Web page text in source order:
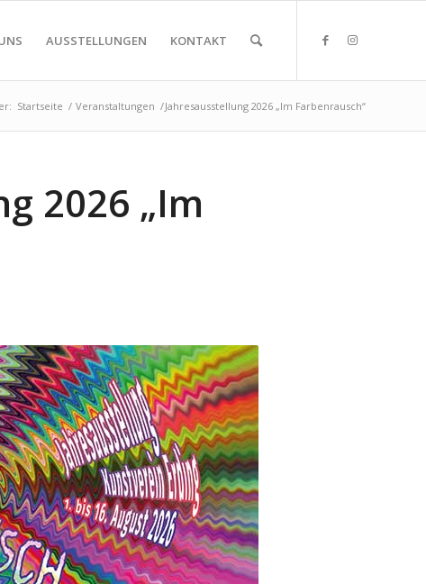
AUSSTELLUNGEN KONTAKT
Startseite / Veranstaltungen /Jahresausstellung 2026 „Im Farbenrausch“
2026 „Im